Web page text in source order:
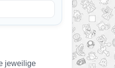
jeweilige